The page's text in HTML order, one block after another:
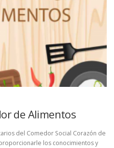
de Alimentos
del Comedor Social Corazón de
los conocimientos y